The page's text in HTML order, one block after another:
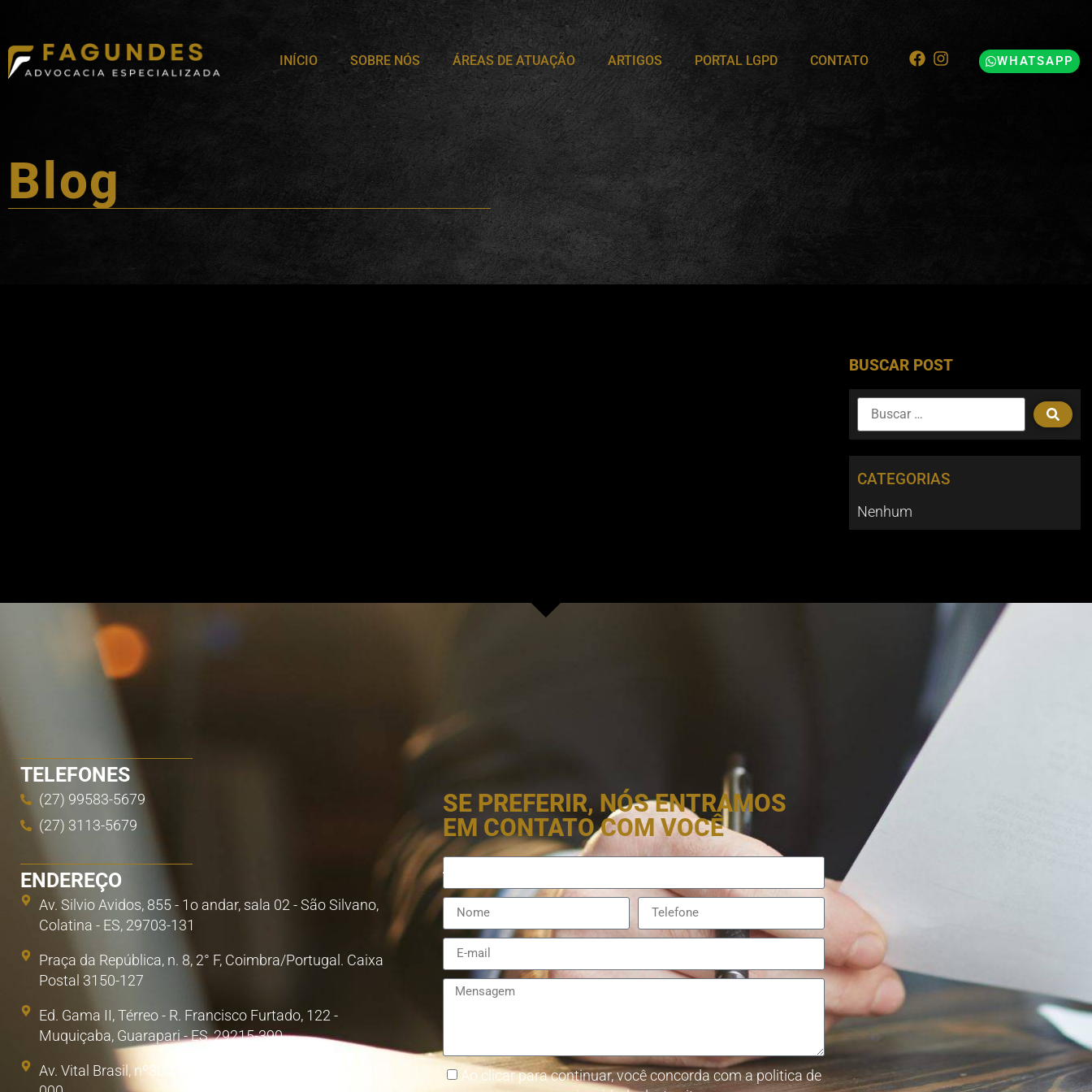
INÍCIO SOBRE NÓS ÁREAS DE ATUAÇÃO ARTIGOS PORTAL LGPD CONTATO WHATSAPP
Blog
BUSCAR POST
CATEGORIAS
Nenhum
TELEFONES
(27) 99583-5679
(27) 3113-5679
ENDEREÇO
Av. Silvio Avidos, 855 - 1o andar, sala 02 - São Silvano,
Colatina - ES, 29703-131
Praça da República, n. 8, 2° F, Coimbra/Portugal. Caixa
Postal 3150-127
Ed. Gama II, Térreo - R. Francisco Furtado, 122 -
Muquiçaba, Guarapari - ES, 29215-390
Av. Vital Brasil, nº300, Sala 1. Poá, São Paulo/SP. 08857-
SE PREFERIR, NÓS ENTRAMOS
EM CONTATO COM VOCÊ
Ao clicar para continuar, você concorda com a politica de